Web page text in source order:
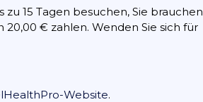
15 Tagen besuchen, Sie brauchen
€ zahlen. Wenden Sie sich für
Website.